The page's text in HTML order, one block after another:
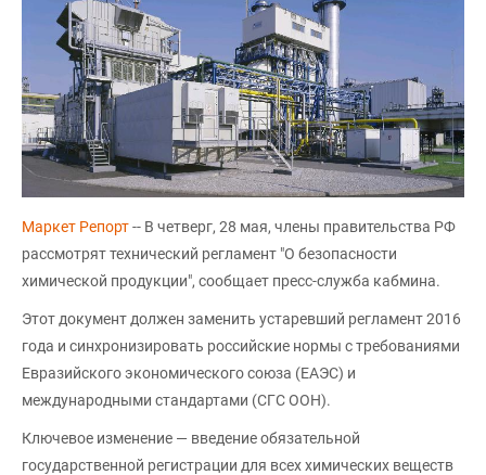
Маркет Репорт-- В четверг, 28 мая, члены правительства РФ
рассмотрят технический регламент "О безопасности
химической продукции", сообщает пресс-служба кабмина.
Этот документ должен заменить устаревший регламент 2016
года и синхронизировать российские нормы с требованиями
Евразийского экономического союза (ЕАЭС) и
международными стандартами (СГС ООН).
Ключевое изменение — введение обязательной
государственной регистрации для всех химических веществ